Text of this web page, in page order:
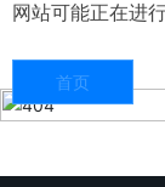
网站可能正在进
首页